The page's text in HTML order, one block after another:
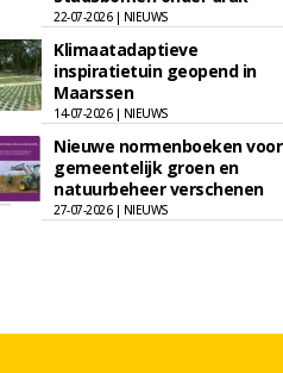
22-07-2026 | NIEUWS
Klimaatadaptieve
inspiratietuin geopend in
Maarssen
14-07-2026 | NIEUWS
Nieuwe normenboeken voor
gemeentelijk groen en
natuurbeheer verschenen
27-07-2026 | NIEUWS